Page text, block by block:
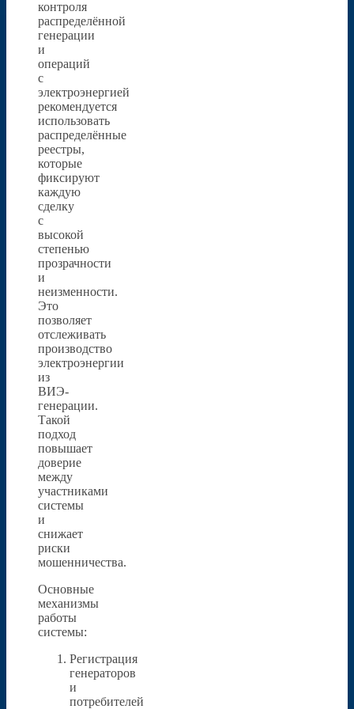
контроля
распределённой
генерации
и
операций
с
электроэнергией
рекомендуется
использовать
распределённые
реестры,
которые
фиксируют
каждую
сделку
с
высокой
степенью
прозрачности
и
неизменности.
Это
позволяет
отслеживать
производство
электроэнергии
из
ВИЭ-
генерации.
Такой
подход
повышает
доверие
между
участниками
системы
и
снижает
риски
мошенничества.
Основные
механизмы
работы
системы:
Регистрация
генераторов
и
потребителей